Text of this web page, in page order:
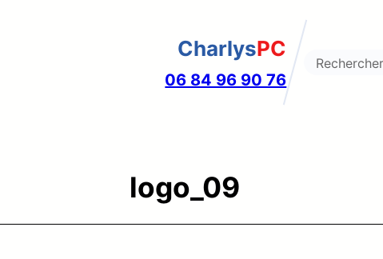
CharlysPC
06 84 96 90 76
Search
logo_09